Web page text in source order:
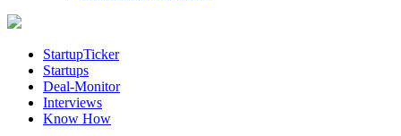
StartupTicker
Startups
Deal-Monitor
Interviews
Know How